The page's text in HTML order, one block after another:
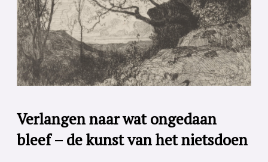
Verlangen naar wat ongedaan
bleef – de kunst van het nietsdoen